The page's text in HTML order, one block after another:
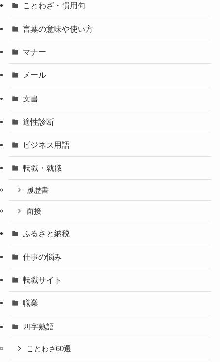
ことわざ・慣用句
言葉の意味や使い方
マナー
メール
文書
適性診断
ビジネス用語
転職・就職
履歴書
面接
ふるさと納税
仕事の悩み
転職サイト
職業
四字熟語
ことわざ60選